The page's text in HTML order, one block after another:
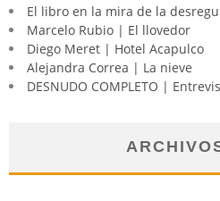
El libro en la mira de la
Marcelo Rubio | El llovedor
Diego Meret | Hotel Acapulco
Alejandra Correa | La nieve
DESNUDO COMPLETO |